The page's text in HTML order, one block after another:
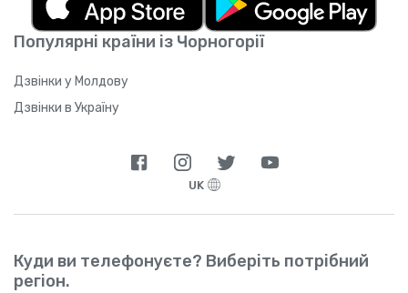
завантажити застосунок (або якщо між
натисканням на посилання та реєстрацією
пройде значний проміжок часу), Yolla може
через технічні обмеження. Щойно ваш друг
звантажить застосунок і зареєструється,
він зможе у будь-який час змінити тип
Популярні країни із Чорногорії
Дзвінки у Молдову
Дзвінки в Україну
UK
Куди ви телефонуєте? Виберіть потрібний
регіон.